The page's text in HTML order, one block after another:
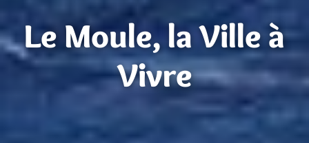
Le Moule, la Ville à
Vivre